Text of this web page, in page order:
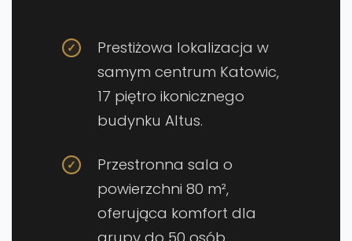
Prestiżowa lokalizacja w
samym centrum Katowic,
17 piętro ikonicznego
budynku Altus.
Przestronna sala o
powierzchni 80 m²,
oferująca komfort dla